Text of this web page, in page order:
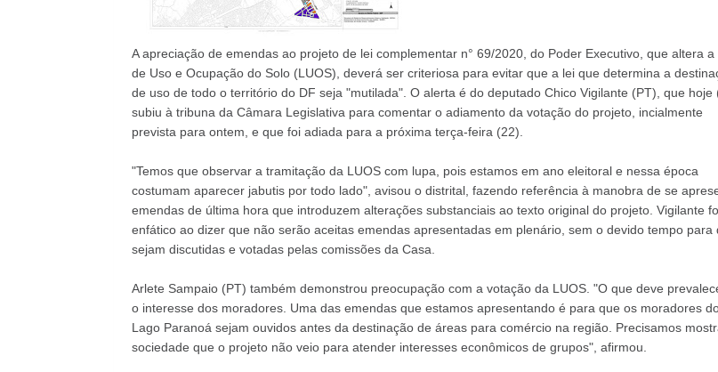
A apreciação de emendas ao projeto de lei complementar n° 69/2020, do Poder Executivo, que altera a
de Uso e Ocupação do Solo (LUOS), deverá ser criteriosa para evitar que a lei que determina a
de uso de todo o território do DF seja "mutilada". O alerta é do deputado Chico Vigilante (PT), que hoje
subiu à tribuna da Câmara Legislativa para comentar o adiamento da votação do projeto, incialmente
prevista para ontem, e que foi adiada para a próxima terça-feira (22).
"Temos que observar a tramitação da LUOS com lupa, pois estamos em ano eleitoral e nessa época
costumam aparecer jabutis por todo lado", avisou o distrital, fazendo referência à manobra de se
emendas de última hora que introduzem alterações substanciais ao texto original do projeto. Vigilante
enfático ao dizer que não serão aceitas emendas apresentadas em plenário, sem o devido tempo para
sejam discutidas e votadas pelas comissões da Casa.
Arlete Sampaio (PT) também demonstrou preocupação com a votação da LUOS. "O que deve
o interesse dos moradores. Uma das emendas que estamos apresentando é para que os moradores
Lago Paranoá sejam ouvidos antes da destinação de áreas para comércio na região. Precisamos
sociedade que o projeto não veio para atender interesses econômicos de grupos", afirmou.